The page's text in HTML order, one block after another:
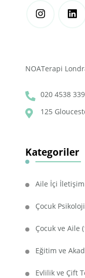
NOATerapi
020 4538
125
Kategoriler
Aile İçi İletişim
Çocuk
Çocuk ve Aile
Eğitim ve
Evlilik ve Çift